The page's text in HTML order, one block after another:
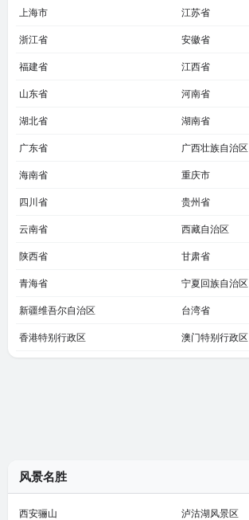
上海市 江苏省
浙江省 安徽省
福建省 江西省
山东省 河南省
湖北省 湖南省
广东省 广西壮族自治区
海南省 重庆市
四川省 贵州省
云南省 西藏自治区
陕西省 甘肃省
青海省 宁夏回族自治区
新疆维吾尔自治区 台湾省
香港特别行政区 澳门特别行政区
风景名胜
西安骊山 泸沽湖风景区